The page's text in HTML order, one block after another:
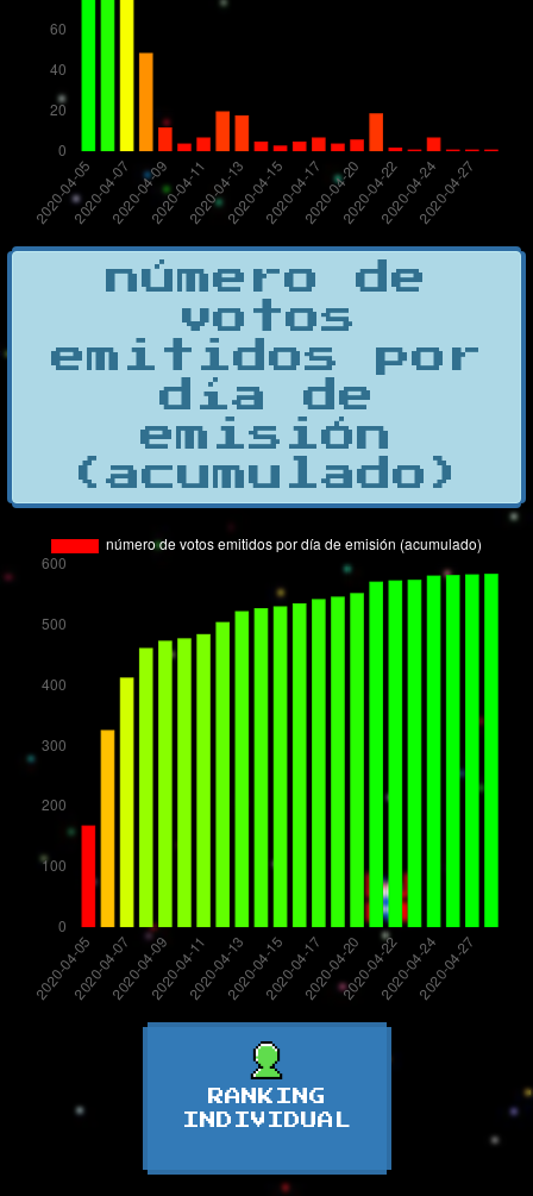
número de
votos
emitidos por
día de
emisión
(acumulado)
RANKING
INDIVIDUAL